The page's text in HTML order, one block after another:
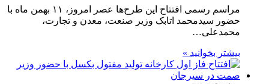
مراسم رسمی افتتاح این طرح‌ها عصر امروز، ۱۱ بهمن ماه با
حضور سیدمحمد اتابک وزیر صنعت، معدن و تجارت،
محمدعلی…
بیشتر بخوانید »